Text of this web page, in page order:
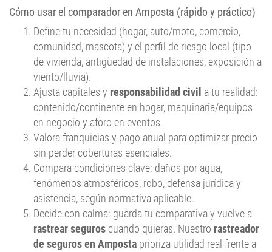
Cómo usar el comparador en Amposta (rápido y práctico)
Define tu necesidad (hogar, auto/moto, comercio,
comunidad, mascota) y el perfil de riesgo local (tipo
de vivienda, antigüedad de instalaciones, exposición a
viento/lluvia).
Ajusta capitales y responsabilidad civil a tu realidad:
contenido/continente en hogar, maquinaria/equipos
en negocio y aforo en eventos.
Valora franquicias y pago anual para optimizar precio
sin perder coberturas esenciales.
Compara condiciones clave: daños por agua,
fenómenos atmosféricos, robo, defensa jurídica y
asistencia, según normativa aplicable.
Decide con calma: guarda tu comparativa y vuelve a
rastrear seguros cuando quieras. Nuestro rastreador
de seguros en Amposta prioriza utilidad real frente a